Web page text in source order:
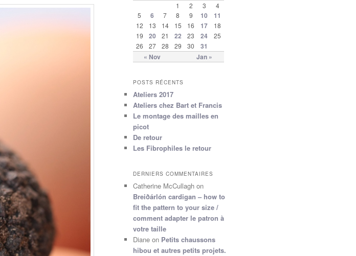
« Nov Jan »
1 2 3
4
5
6 7 8 9 10 11
12 13 14 15 16 17
18
19
20 21 22 23 24
25
26
27 28 29 30 31
POSTS RÉCENTS
Ateliers 2017
Ateliers chez Bart et Francis
Le montage des mailles en
picot
De retour
Les Fibrophiles le retour
DERNIERS COMMENTAIRES
Catherine McCullagh on
Breiðárlón cardigan – how to
fit the pattern to your size /
comment adapter le patron à
votre taille
Diane on Petits chaussons
hibou et autres petits projets.